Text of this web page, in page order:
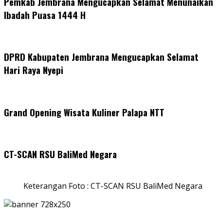
Ibadah Puasa 1444 H
DPRD Kabupaten Jembrana Mengucapkan Selamat
Hari Raya Nyepi
Grand Opening Wisata Kuliner Palapa NTT
CT-SCAN RSU BaliMed Negara
Keterangan Foto : CT-SCAN RSU BaliMed Negara